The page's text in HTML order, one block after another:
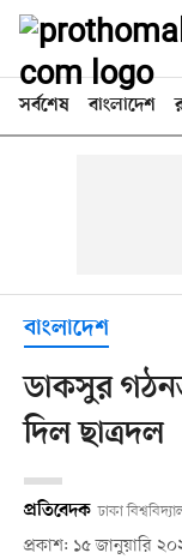
সর্বশেষ বাংলাদেশ
বাংলাদেশ
ডাকসুর
দিল ছাত্রদল
প্রতিবেদক ঢাকা
প্রকাশ: ১৫ জানুয়ারি